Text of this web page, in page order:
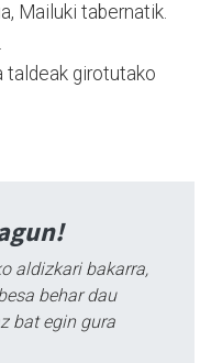
Mailuki tabernatik.
taldeak girotutako
aldizkari bakarra,
behar dau
bat egin gura